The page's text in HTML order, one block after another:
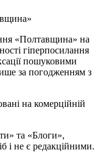
«Полтавщина» на
гіперпосилання
пошуковими
за погодженням з
на комерційній
та «Блоги»,
і не є редакційними.